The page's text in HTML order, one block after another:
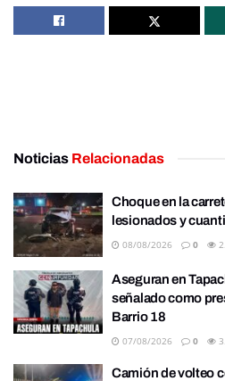
Noticias Relacionadas
Choque en la
lesionados y
08/08/2026 0
Aseguran en
señalado como
Barrio 18
07/08/2026 0
Camión de volteo